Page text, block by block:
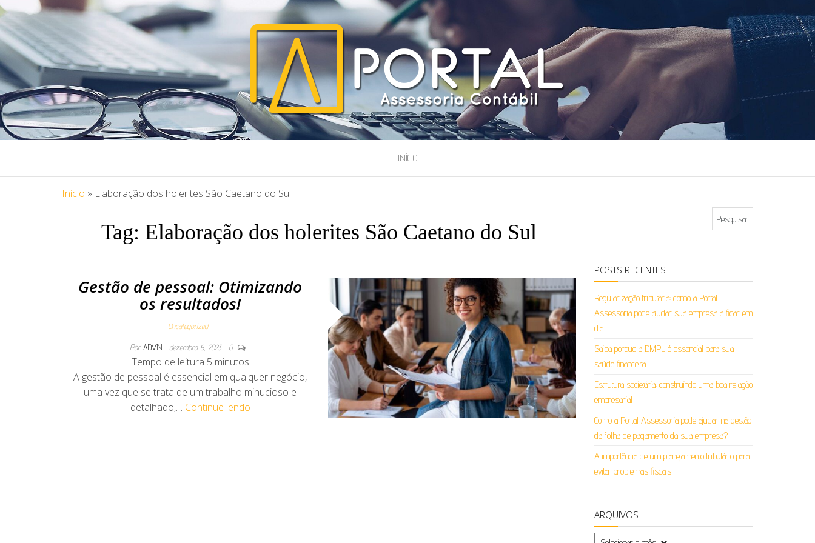
PORTAL ASSESSORIA
Blog Portal Assessoria
INÍCIO
Início » Elaboração dos holerites São Caetano do Sul
Tag: Elaboração dos holerites São Caetano do Sul
Gestão de pessoal: Otimizando
os resultados!
Uncategorized
Por ADMIN dezembro 6, 2023 0
Tempo de leitura 5 minutos
A gestão de pessoal é essencial em qualquer negócio,
uma vez que se trata de um trabalho minucioso e
detalhado,… Continue lendo
POSTS RECENTES
Regularização tributária: como a Portal
Assessoria pode ajudar sua empresa a ficar em
dia
Saiba porque a DMPL é essencial para sua
saúde financeira
Estrutura societária: construindo uma boa relação
empresarial
Como a Portal Assessoria pode ajudar na gestão
da folha de pagamento da sua empresa?
A importância de um planejamento tributário para
evitar problemas fiscais
ARQUIVOS
Arquivos